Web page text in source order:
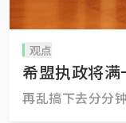
观点
希盟执政将
再乱搞下去分分